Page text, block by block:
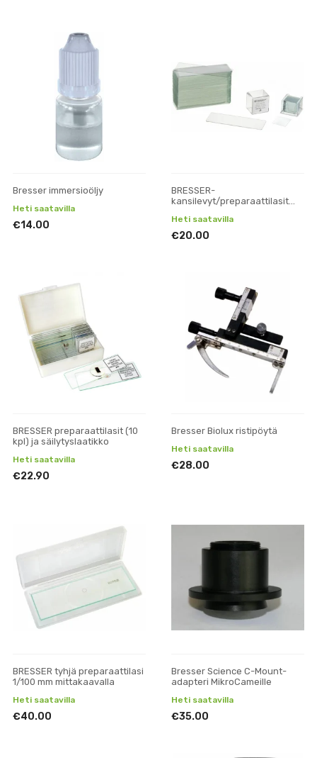
Bresser immersioöljy
Heti saatavilla
€14.00
BRESSER-
kansilevyt/preparaattilasit
Heti saatavilla
€20.00
BRESSER preparaattilasit (10
kpl) ja säilytyslaatikko
Heti saatavilla
€22.90
Bresser Biolux ristipöytä
Heti saatavilla
€28.00
BRESSER tyhjä preparaattilasi
1/100 mm mittakaavalla
Heti saatavilla
€40.00
Bresser Science C-Mount-
adapteri MikroCameille
Heti saatavilla
€35.00